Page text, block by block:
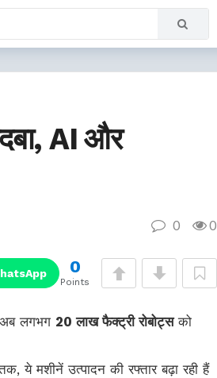
AI और
0 0
0
Points
अब लगभग 20 लाख फैक्ट्री रोबोट्सको
ये मशीनें उत्पादन की रफ्तार बढ़ा रही हैं